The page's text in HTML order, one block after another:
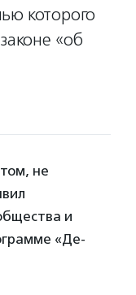
которого
«об
не
и
«Де-